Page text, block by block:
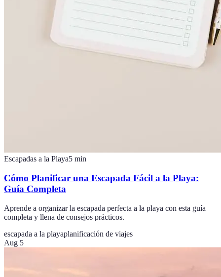
Escapadas a la Playa5 min
Cómo Planificar una Escapada Fácil a la Playa:
Guía Completa
Aprende a organizar la escapada perfecta a la playa con esta guía
completa y llena de consejos prácticos.
escapada a la playaplanificación de viajes
Aug 5